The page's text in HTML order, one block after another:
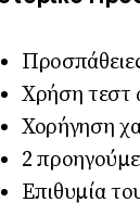
Χρήση τεστ
Χορήγηση
2
Επιθυμία